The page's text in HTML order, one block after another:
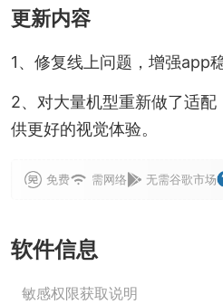
更新内容
1、修复线上问题，增强app
2、对大量机型重新做了适
供更好的视觉体验。
免费 需网络 无需谷歌市场
软件信息
敏感权限获取说明